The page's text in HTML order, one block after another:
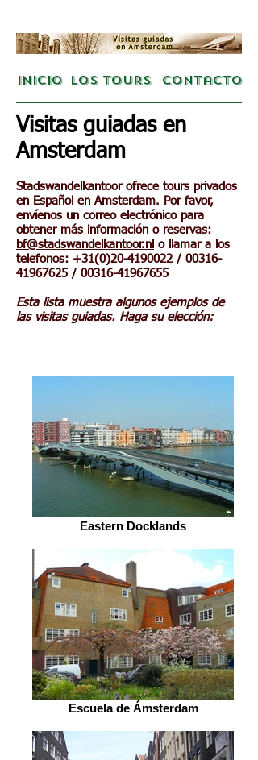
Inicio Los Tours Contacto
Visitas guiadas en
Amsterdam
Stadswandelkantoor ofrece tours privados
en Español en Amsterdam. Por favor,
envíenos un correo electrónico para
obtener más información o reservas:
bf@stadswandelkantoor.nl o llamar a los
telefonos: +31(0)20-4190022/ 00316-
41967625 / 00316-41967655
Esta lista muestra algunos ejemplos de
las visitas guiadas. Haga su elección:
Eastern Docklands
Escuela de Ámsterdam